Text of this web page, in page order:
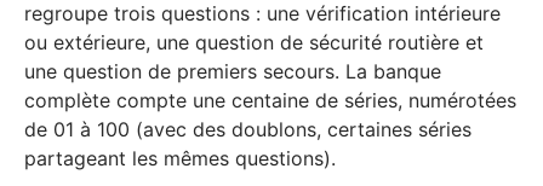
regroupe trois questions : une vérification intérieure
ou extérieure, une question de sécurité routière et
une question de premiers secours. La banque
complète compte une centaine de séries, numérotées
de 01 à 100 (avec des doublons, certaines séries
partageant les mêmes questions).